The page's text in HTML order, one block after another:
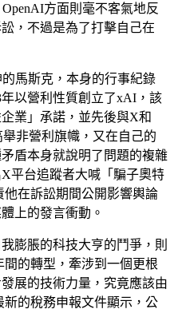
方面則毫不客氣地反
，不過是為了打擊自己在
馬斯克，本身的行事紀錄
以營利性質創立了xAI，該
業」承諾，並先後與X和
非營利旗幟，又在自己的
盾本身就說明了問題的複雜
平台追蹤者大喊「騙子奧特
他在訴訟期間公開影響輿論
上的發言衝動。
膨脹的科技大亨的鬥爭，則
的轉型，牽涉到一個更根
展的技術力量，究竟應該由
的稅務申報文件顯示，公